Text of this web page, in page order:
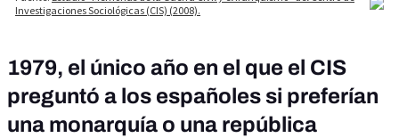
1979, el único año en el que el CIS
preguntó a los españoles si preferían
una monarquía o una república